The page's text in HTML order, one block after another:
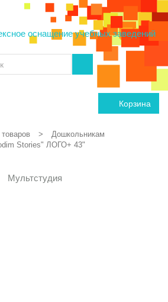
Корзина
товаров
Дошкольникам
Stories" ЛОГО+ 43"